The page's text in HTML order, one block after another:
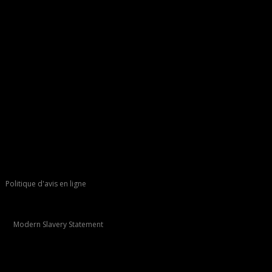
Politique d'avis en ligne
Modern Slavery Statement